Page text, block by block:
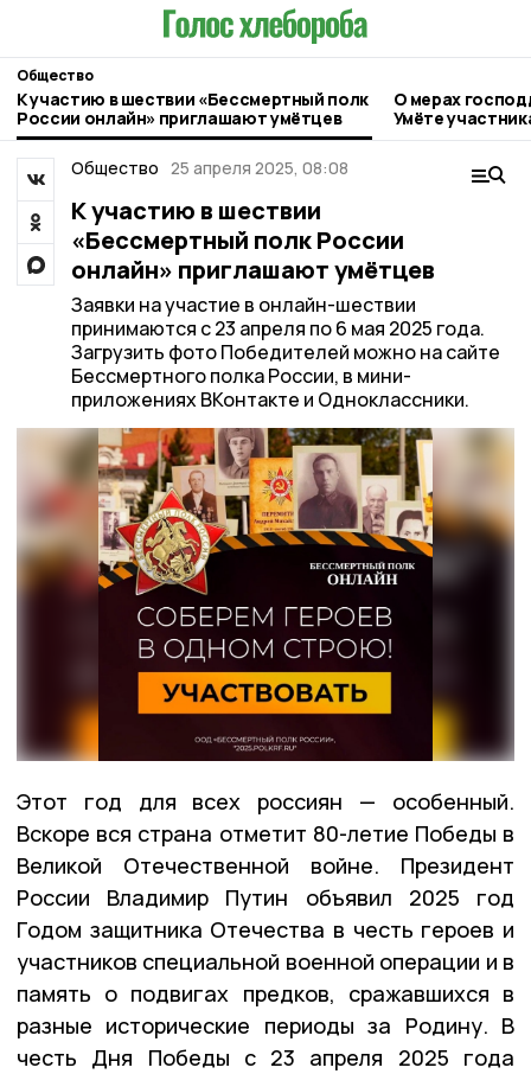
Общество
К участию в шествии «Бессмертный полк
России онлайн» приглашают умётцев
О мерах
Умёте
Общество 25 апреля 2025, 08:08
К участию в шествии
«Бессмертный полк России
онлайн» приглашают умётцев
Заявки на участие в онлайн-шествии
принимаются с 23 апреля по 6 мая 2025 года.
Загрузить фото Победителей можно на сайте
Бессмертного полка России, в мини-
приложениях ВКонтакте и Одноклассники.
Этот год для всех россиян — особенный.
Вскоре вся страна отметит 80-летие Победы в
Великой Отечественной войне. Президент
России Владимир Путин объявил 2025 год
Годом защитника Отечества в честь героев и
участников специальной военной операции и в
память о подвигах предков, сражавшихся в
разные исторические периоды за Родину. В
честь Дня Победы с 23 апреля 2025 года